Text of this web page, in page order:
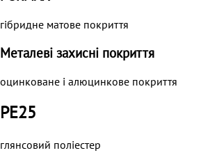
гібридне матове покриття
Металеві захисні покриття
оцинковане і алюцинкове покриття
PE25
глянсовий поліестер